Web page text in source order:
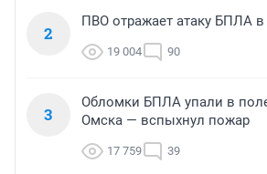
2
ПВО отражает атаку БПЛА
19 004 90
3
Обломки БПЛА упали в
Омска — вспыхнул пожар
17 759 39